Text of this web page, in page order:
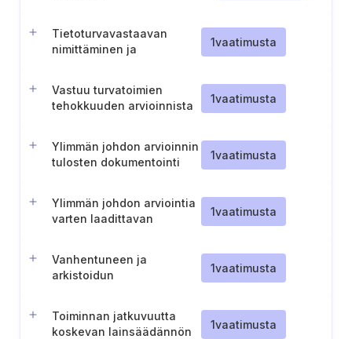
Tietoturvavastaavan
nimittäminen ja
1vaatimusta
Vastuu turvatoimien
tehokkuuden arvioinnista
1vaatimusta
Ylimmän johdon arvioinnin
tulosten dokumentointi
1vaatimusta
Ylimmän johdon arviointia
varten laadittavan
1vaatimusta
Vanhentuneen ja
arkistoidun
1vaatimusta
Toiminnan jatkuvuutta
koskevan lainsäädännön
1vaatimusta